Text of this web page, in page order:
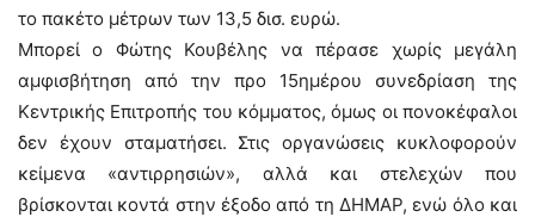
το πακέτο μέτρων των 13,5 δισ. ευρώ.
Μπορεί ο Φώτης Κουβέλης να πέρασε χωρίς μεγάλη
αμφισβήτηση από την προ 15ημέρου συνεδρίαση της
Κεντρικής Επιτροπής του κόμματος, όμως οι πονοκέφαλοι
δεν έχουν σταματήσει. Στις οργανώσεις κυκλοφορούν
κείμενα «αντιρρησιών», αλλά και στελεχών που
βρίσκονται κοντά στην έξοδο από τη ΔΗΜΑΡ, ενώ όλο και